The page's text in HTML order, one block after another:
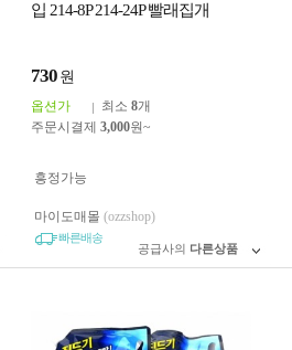
입 214-8P 214-24P 빨래집개
730 원
옵션가 최소 8개
주문시결제 3,000원~
흥정가능
마이도매몰 (ozzshop)
빠른배송
공급사의 다른상품